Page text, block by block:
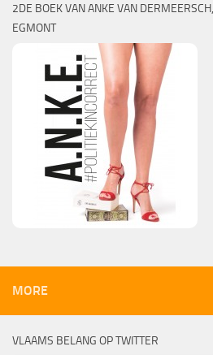
2DE BOEK VAN ANKE VAN
EGMONT
MORE
VLAAMS BELANG OP TWITTER